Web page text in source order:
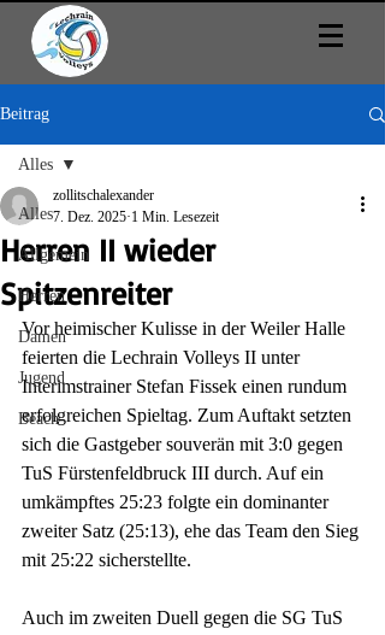
Beitrag
Alles
Allgemein
Herren
Damen
Jugend
Beach
Alles
Herren II wieder
Spitzenreiter
zollitschalexander
7. Dez. 2025 1 Min. Lesezeit
Vor heimischer Kulisse in der Weiler Halle
feierten die Lechrain Volleys II unter
Interimstrainer Stefan Fissek einen rundum
erfolgreichen Spieltag. Zum Auftakt setzten
sich die Gastgeber souverän mit 3:0 gegen
TuS Fürstenfeldbruck III durch. Auf ein
umkämpftes 25:23 folgte ein dominanter
zweiter Satz (25:13), ehe das Team den Sieg
mit 25:22 sicherstellte.
Auch im zweiten Duell gegen die SG TuS